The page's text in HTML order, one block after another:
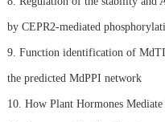
by CEPR2-mediated
9. Function identification of
the predicted MdPPI network
10. How Plant Hormones Mediate